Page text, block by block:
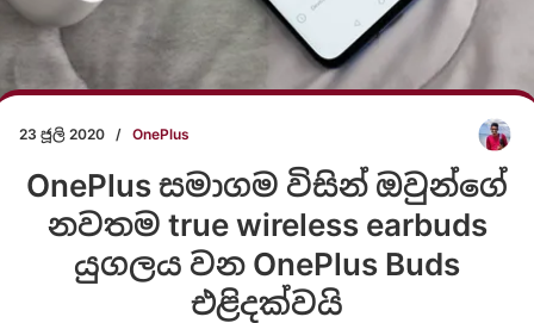
23 ජූලි 2020 / OnePlus
OnePlus සමාගම විසින් ඔවුන්ගේ
නවතම true wireless earbuds
යුගලය වන OnePlus Buds
එළිදක්වයි